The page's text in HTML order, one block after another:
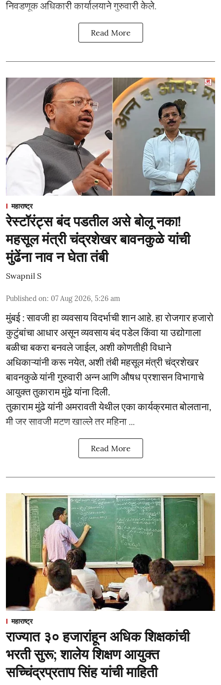
निवडणूक अधिकारी कार्यालयाने गुरुवारी केले.
Read More
महाराष्ट्र
रेस्टॉरंट्स बंद पडतील असे बोलू नका!
महसूल मंत्री चंद्रशेखर बावनकुळे यांची
मुंढेंना नाव न घेता तंबी
Swapnil S
Published on: 07 Aug 2026, 5:26 am
मुंबई : सावजी हा व्यवसाय विदर्भाची शान आहे. हा रोजगार हजारो
कुटुंबांचा आधार असून व्यवसाय बंद पडेल किंवा या उद्योगाला
बळीचा बकरा बनवले जाईल, अशी कोणतीही विधाने
अधिकाऱ्यांनी करू नयेत, अशी तंबी महसूल मंत्री चंद्रशेखर
बावनकुळे यांनी गुरुवारी अन्न आणि औषध प्रशासन विभागाचे
आयुक्त तुकाराम मुंढे यांना दिली.
तुकाराम मुंढे यांनी अमरावती येथील एका कार्यक्रमात बोलताना,
मी जर सावजी मटण खाल्ले तर महिना ...
Read More
महाराष्ट्र
राज्यात ३० हजारांहून अधिक शिक्षकांची
भरती सुरू; शालेय शिक्षण आयुक्त
सच्चिंद्रप्रताप सिंह यांची माहिती